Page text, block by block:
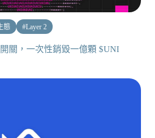
態 #Layer 2
關，一次性銷毀一億顆 $UNI